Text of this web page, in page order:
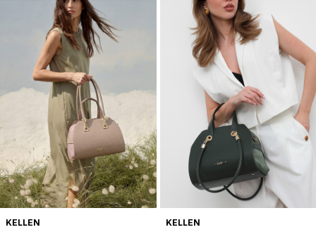
KELLEN KELLEN